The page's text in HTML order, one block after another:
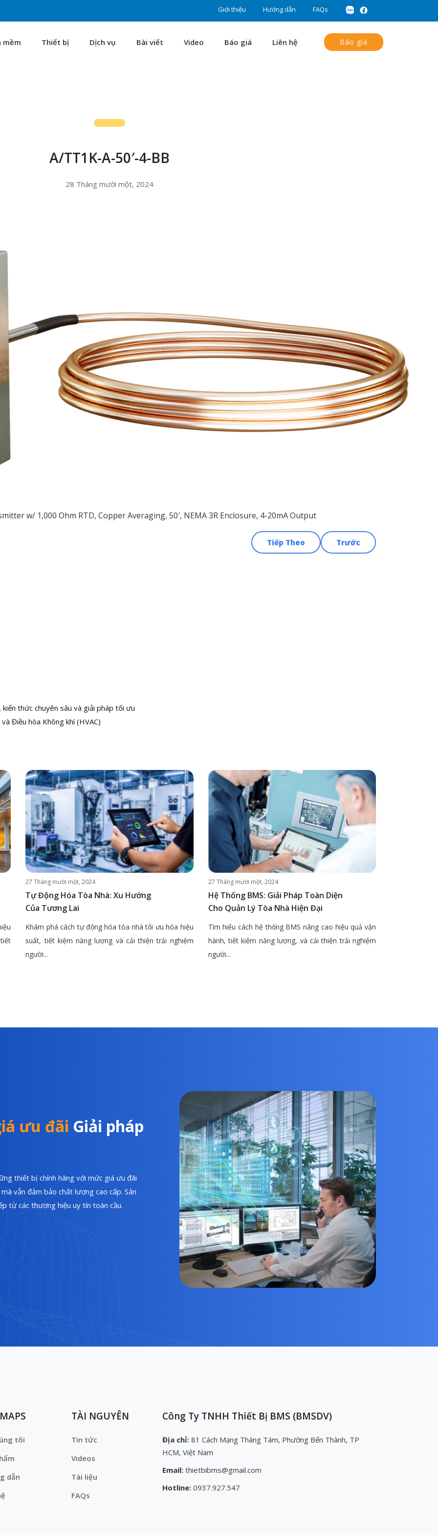
Giới thiệu Hướng dẫn FAQs
mềm Thiết bị Dịch vụ Bài viết Video Báo giá Liên hệ Báo giá
A/TT1K-A-50′-4-BB
28 Tháng mười một, 2024
w/ 1,000 Ohm RTD, Copper Averaging, 50′, NEMA 3R Enclosure, 4-20mA Output
Trước
Tiếp Theo
thức chuyên sâu và giải pháp tối ưu
Điều hòa Không khí (HVAC)
27 Tháng mười một, 2024
Tự Động Hóa Tòa Nhà: Xu Hướng
Của Tương Lai
Khám phá cách tự động hóa tòa nhà tối ưu hóa hiệu
suất, tiết kiệm năng lượng và cải thiện trải nghiệm
người...
27 Tháng mười một, 2024
Hệ Thống BMS: Giải Pháp Toàn Diện
Cho Quản Lý Tòa Nhà Hiện Đại
Tìm hiểu cách hệ thống BMS nâng cao hiệu quả vận
hành, tiết kiệm năng lượng, và cải thiện trải nghiệm
người...
ưu đãi Giải pháp
thiết bị chính hãng với mức giá ưu đãi
vẫn đảm bảo chất lượng cao cấp. Sản
từ các thương hiệu uy tín toàn cầu.
tôi
dẫn
TÀI NGUYÊN
Tin tức
Videos
Tài liệu
FAQs
Công Ty TNHH Thiết Bị BMS (BMSDV)
Địa chỉ: 81 Cách Mạng Tháng Tám, Phường Bến Thành, TP
HCM, Việt Nam
Email: thietbibms@gmail.com
Hotline: 0937.927.547